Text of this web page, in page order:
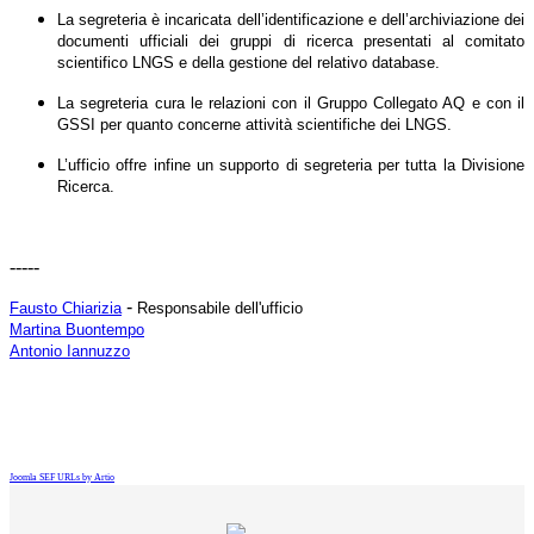
La segreteria è incaricata dell’identificazione e dell’archiviazione dei
documenti ufficiali dei gruppi di ricerca presentati al comitato
scientifico LNGS e della gestione del relativo database.
La segreteria cura le relazioni con il Gruppo Collegato AQ e con il
GSSI per quanto concerne attività scientifiche dei LNGS.
L’ufficio offre infine un supporto di segreteria per tutta la Divisione
Ricerca.
-----
Fausto Chiarizia - Responsabile dell'ufficio
Martina Buontempo
Antonio Iannuzzo
Joomla SEF URLs by Artio